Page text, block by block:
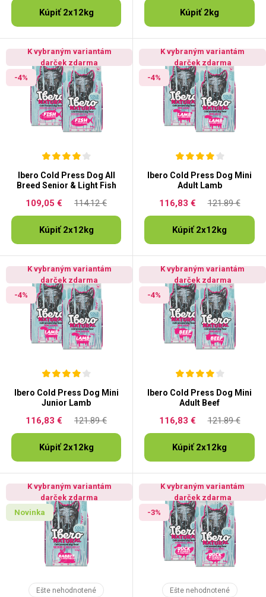
Kúpiť 2x12kg Kúpiť 2kg
K vybraným variantám
darček zdarma
-4%
Ibero Cold Press Dog All
Breed Senior & Light Fish
114.12 €
109,05 €
Kúpiť 2x12kg
K vybraným variantám
darček zdarma
-4%
Ibero Cold Press Dog Mini
Adult Lamb
121.89 €
116,83 €
Kúpiť 2x12kg
K vybraným variantám
darček zdarma
-4%
Ibero Cold Press Dog Mini
Junior Lamb
121.89 €
116,83 €
Kúpiť 2x12kg
K vybraným variantám
darček zdarma
-4%
Ibero Cold Press Dog Mini
Adult Beef
121.89 €
116,83 €
Kúpiť 2x12kg
K vybraným variantám
darček zdarma
Novinka
Ešte nehodnotené
K vybraným variantám
darček zdarma
-3%
Ešte nehodnotené